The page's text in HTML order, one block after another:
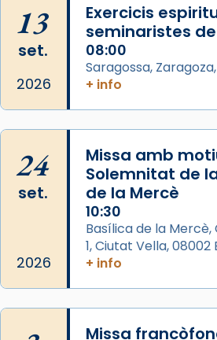
comitè organitzador de la
del Sant Pare Lleó XIV a
col·laboradors, a la
L’arquebisbe de Barcelona,
📸 Dr. G. Simón
Photo
View on Facebook ·
Arquebisbat de
Memòria de les santes
Semproniana, verges i
13
set.
2026
Exercicis
seminaristes
08:00
Saragossa,
+ info
24
set.
2026
Missa amb
Solemnitat de
de la Mercè
10:30
Basílica de la
1, Ciutat Vella,
+ info
Missa